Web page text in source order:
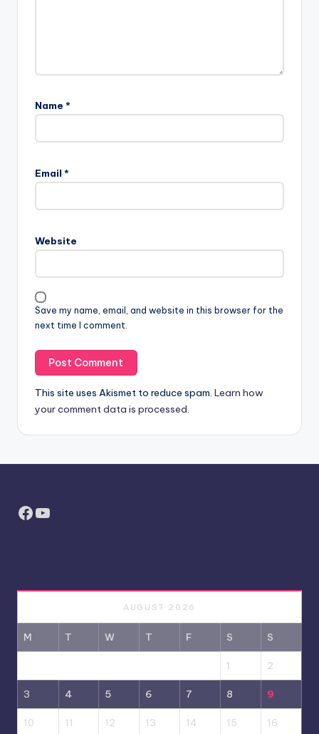
Name *
Email *
Website
Save my name, email, and website in this browser for the
next time I comment.
This site uses Akismet to reduce spam. Learn how
your comment data is processed.
Facebook
YouTube
AUGUST 2026
M T W T F S S
1 2
3 4 5 6 7 8 9
10 11 12 13 14 15 16